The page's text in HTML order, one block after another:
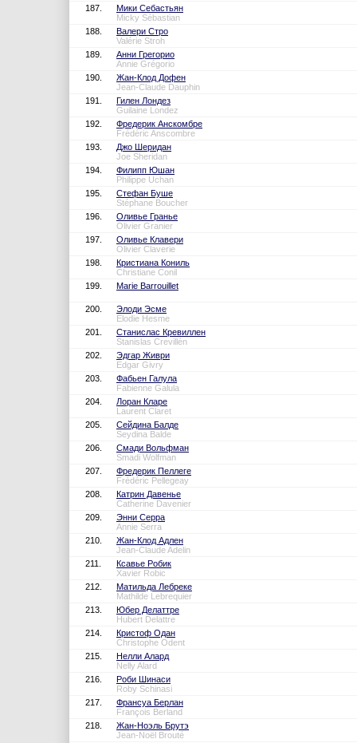
187.
Мики Себастьян
Micky Sébastian
188.
Валери Стро
Valérie Stroh
189.
Анни Грегорио
Annie Grégorio
190.
Жан-Клод Дофен
Jean-Claude Dauphin
191.
Гилен Лондез
Guilaine Londez
192.
Фредерик Анскомбре
Frédéric Anscombre
193.
Джо Шеридан
Joe Sheridan
194.
Филипп Юшан
Philippe Uchan
195.
Стефан Буше
Stéphane Boucher
196.
Оливье Гранье
Olivier Granier
197.
Оливье Клавери
Olivier Claverie
198.
Кристиана Кониль
Christiane Conil
199.
Marie Barrouillet
200.
Элоди Эсме
Elodie Hesme
201.
Станислас Кревиллен
Stanislas Crevillén
202.
Эдгар Живри
Edgar Givry
203.
Фабьен Галула
Fabienne Galula
204.
Лоран Кларе
Laurent Claret
205.
Сейдина Балде
Seydina Balde
206.
Смади Вольфман
Smadi Wolfman
207.
Фредерик Пеллеге
Frédéric Pellegeay
208.
Катрин Давенье
Catherine Davenier
209.
Энни Серра
Annie Serra
210.
Жан-Клод Адлен
Jean-Claude Adelin
211.
Ксавье Робик
Xavier Robic
212.
Матильда Лебреке
Mathilde Lebrequier
213.
Юбер Делаттре
Hubert Delattre
214.
Кристоф Одан
Christophe Odent
215.
Нелли Алард
Nelly Alard
216.
Роби Шинаси
Roby Schinasi
217.
Франсуа Берлан
François Berland
218.
Жан-Ноэль Брутэ
Jean-Noël Brouté